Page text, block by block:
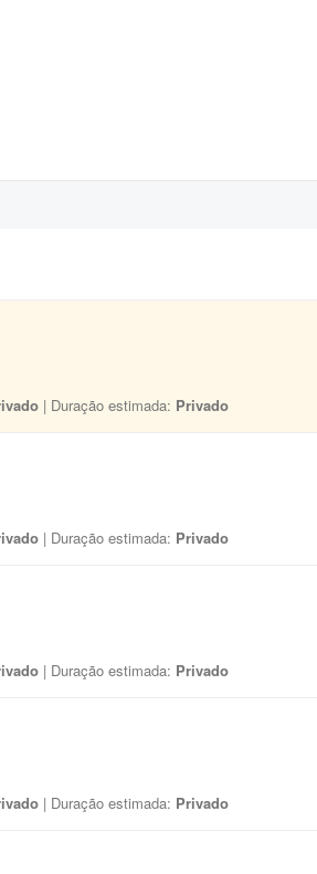
| Duração estimada: Privado
| Duração estimada: Privado
| Duração estimada: Privado
| Duração estimada: Privado